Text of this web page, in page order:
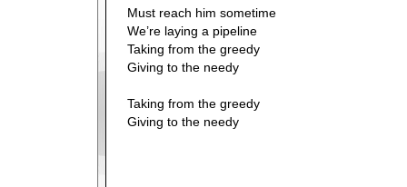
Must reach him sometime
We’re laying a pipeline
Taking from the greedy
Giving to the needy
Taking from the greedy
Giving to the needy